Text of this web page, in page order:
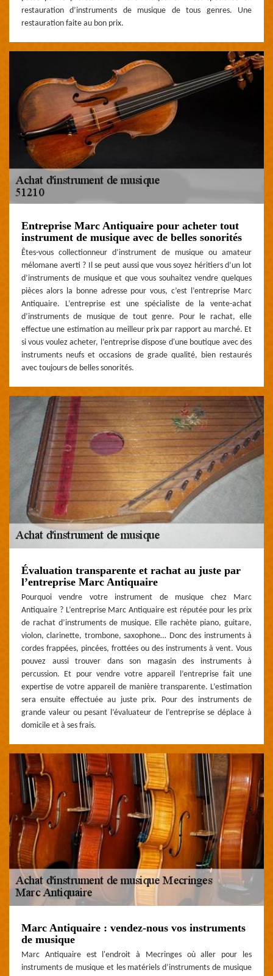
restauration d’instruments de musique de tous genres. Une
restauration faite au bon prix.
Entreprise Marc Antiquaire pour acheter tout
instrument de musique avec de belles sonorités
Êtes-vous collectionneur d’instrument de musique ou amateur
mélomane averti ? Il se peut aussi que vous soyez héritiers d’un lot
d’instruments de musique et que vous souhaitez vendre quelques
pièces alors la bonne adresse pour vous, c’est l’entreprise Marc
Antiquaire. L’entreprise est une spécialiste de la vente-achat
d’instruments de musique de tout genre. Pour le rachat, elle
effectue une estimation au meilleur prix par rapport au marché. Et
si vous voulez acheter, l’entreprise dispose d'une boutique avec des
instruments neufs et occasions de grade qualité, bien restaurés
avec toujours de belles sonorités.
Évaluation transparente et rachat au juste par
l’entreprise Marc Antiquaire
Pourquoi vendre votre instrument de musique chez Marc
Antiquaire ? L’entreprise Marc Antiquaire est réputée pour les prix
de rachat d’instruments de musique. Elle rachète piano, guitare,
violon, clarinette, trombone, saxophone… Donc des instruments à
cordes frappées, pincées, frottées ou des instruments à vent. Vous
pouvez aussi trouver dans son magasin des instruments à
percussion. Et pour vendre votre appareil l’entreprise fait une
expertise de votre appareil de manière transparente. L’estimation
sera ensuite effectuée au juste prix. Pour des instruments de
grande valeur ou pesant l’évaluateur de l’entreprise se déplace à
domicile et à ses frais.
Marc Antiquaire : vendez-nous vos instruments
de musique
Marc Antiquaire est l'endroit à Mecringes où aller pour les
instruments de musique et les matériels d’instruments de musique